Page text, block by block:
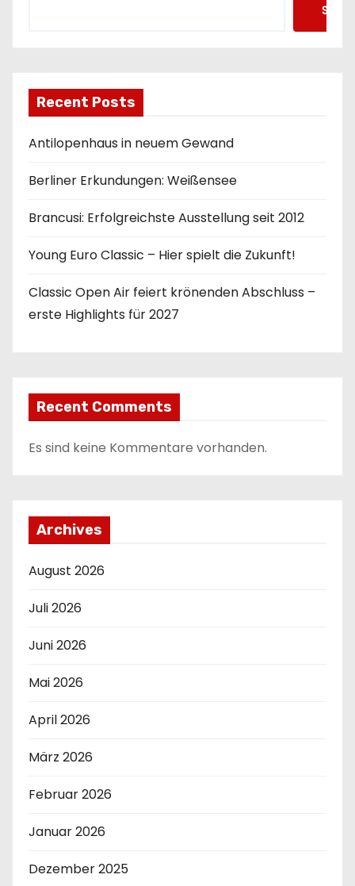
Recent Posts
Antilopenhaus in neuem Gewand
Berliner Erkundungen: Weißensee
Brancusi: Erfolgreichste Ausstellung seit 2012
Young Euro Classic – Hier spielt die Zukunft!
Classic Open Air feiert krönenden Abschluss –
erste Highlights für 2027
Recent Comments
Es sind keine Kommentare vorhanden.
Archives
August 2026
Juli 2026
Juni 2026
Mai 2026
April 2026
März 2026
Februar 2026
Januar 2026
Dezember 2025